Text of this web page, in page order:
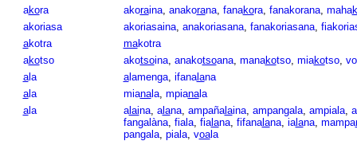
akora akoraina, anakorana, fanakora, fanakorana, maha
akoriasa
akoriasaina, anakoriasana, fanakoriasana,
akotra makotra
akotso akotsoina, anakotsoana, manakotso, miakotso,
ala alamenga, ifanalana
ala mianala, mpianala
ala alaina, alana, ampañalaina, ampangala, ampiala,
fangalàna, fiala, fialana, fifanalana, ialana, mampa
pangala, piala, voala